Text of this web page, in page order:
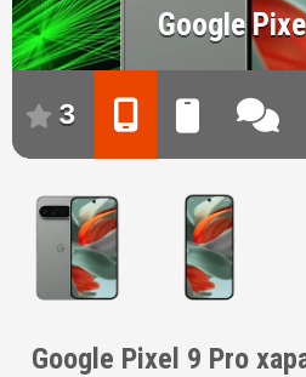
Google
3
Google Pixel 9 Pro